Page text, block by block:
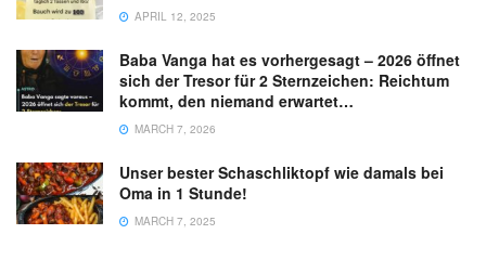
APRIL 12, 2025
Baba Vanga hat es vorhergesagt – 2026 öffnet
sich der Tresor für 2 Sternzeichen: Reichtum
kommt, den niemand erwartet…
MARCH 7, 2026
Unser bester Schaschliktopf wie damals bei
Oma in 1 Stunde!
MARCH 7, 2025